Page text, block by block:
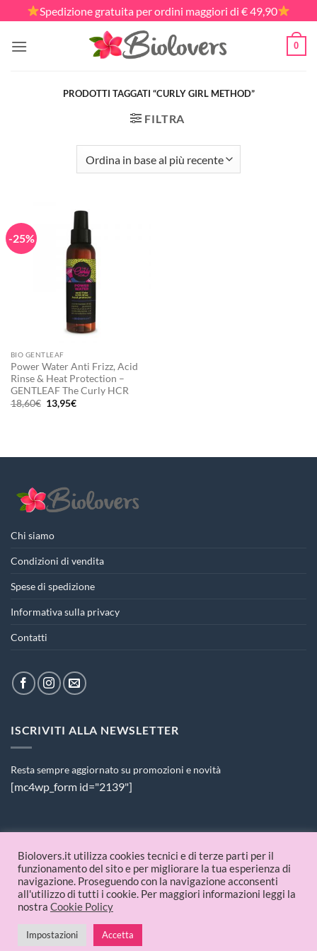
ai
contenuti
Spedizione gratuita per ordini maggiori di € 49,90
0
PRODOTTI TAGGATI “CURLY GIRL METHOD”
FILTRA
-25%
BIO GENTLEAF
Power Water Anti Frizz, Acid
Rinse & Heat Protection –
GENTLEAF The Curly HCR
18,60€ Il
prezzo
13,95€Il
Chi siamo
Condizioni di vendita
Spese di spedizione
Informativa sulla privacy
Contatti
ISCRIVITI ALLA NEWSLETTER
Resta sempre aggiornato su promozioni e novità
[mc4wp_form id="2139"]
PAGAMENTI ACCETTATI
© 2026 Biolovers.it | P.IVA 09336481214
Biolovers.it utilizza cookies tecnici e di terze parti per il
funzionamento del sito e per migliorare la tua esperienza di
navigazione. Proseguendo con la navigazione acconsenti
all'utilizzo di tutti i cookie. Per maggiori informazioni leggi la
nostra Cookie Policy
Impostazioni Accetta